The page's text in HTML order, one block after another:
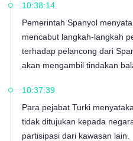
10:38:14
Pemerintah Spanyol
mencabut langkah-langkah
terhadap pelancong dari
akan mengambil tindakan
10:37:39
Para pejabat Turki
tidak ditujukan kepada
partisipasi dari kawasan lain.